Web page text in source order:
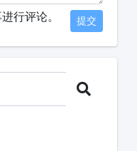
行评论。 提交